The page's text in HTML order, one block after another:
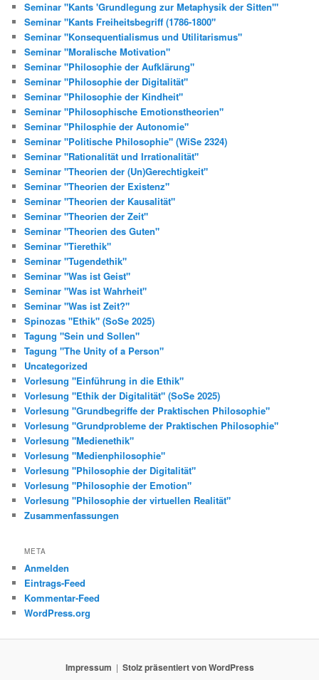
Seminar "Kants 'Grundlegung zur Metaphysik der Sitten'"
Seminar "Kants Freiheitsbegriff (1786-1800"
Seminar "Konsequentialismus und Utilitarismus"
Seminar "Moralische Motivation"
Seminar "Philosophie der Aufklärung"
Seminar "Philosophie der Digitalität"
Seminar "Philosophie der Kindheit"
Seminar "Philosophische Emotionstheorien"
Seminar "Philosphie der Autonomie"
Seminar "Politische Philosophie" (WiSe 2324)
Seminar "Rationalität und Irrationalität"
Seminar "Theorien der (Un)Gerechtigkeit"
Seminar "Theorien der Existenz"
Seminar "Theorien der Kausalität"
Seminar "Theorien der Zeit"
Seminar "Theorien des Guten"
Seminar "Tierethik"
Seminar "Tugendethik"
Seminar "Was ist Geist"
Seminar "Was ist Wahrheit"
Seminar "Was ist Zeit?"
Spinozas "Ethik" (SoSe 2025)
Tagung "Sein und Sollen"
Tagung "The Unity of a Person"
Uncategorized
Vorlesung "Einführung in die Ethik"
Vorlesung "Ethik der Digitalität" (SoSe 2025)
Vorlesung "Grundbegriffe der Praktischen Philosophie"
Vorlesung "Grundprobleme der Praktischen Philosophie"
Vorlesung "Medienethik"
Vorlesung "Medienphilosophie"
Vorlesung "Philosophie der Digitalität"
Vorlesung "Philosophie der Emotion"
Vorlesung "Philosophie der virtuellen Realität"
Zusammenfassungen
META
Anmelden
Eintrags-Feed
Kommentar-Feed
WordPress.org
Impressum Stolz präsentiert von WordPress